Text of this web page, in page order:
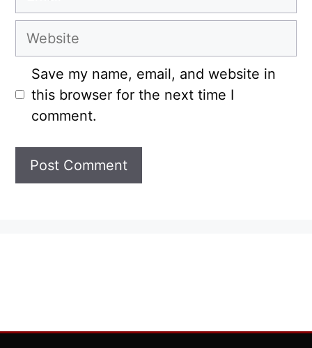
Website
Save my name, email, and website in
this browser for the next time I
comment.